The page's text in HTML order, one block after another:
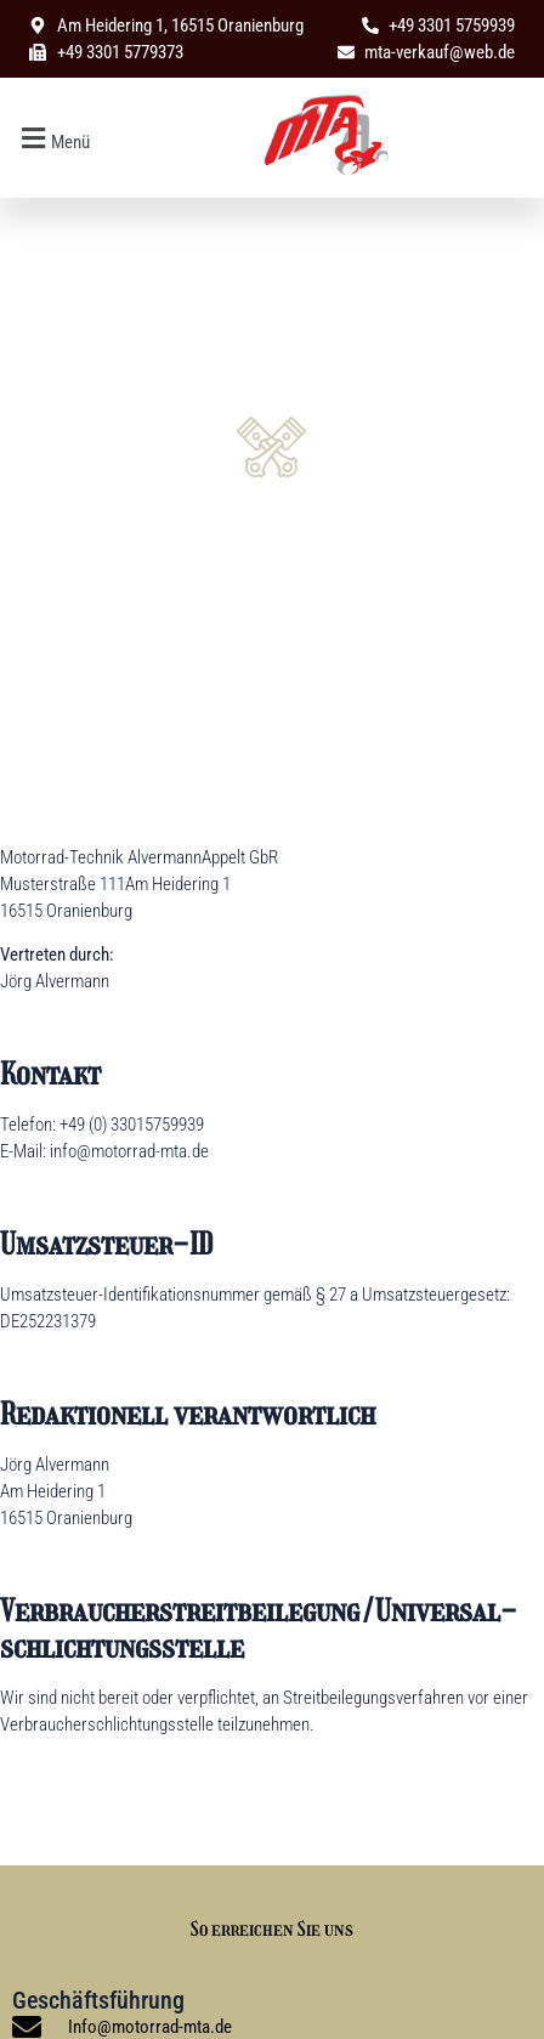
Am Heidering 1, 16515 Oranienburg +49 3301 5759939
+49 3301 5779373 mta-verkauf@web.de
Menü
Motorrad-Technik AlvermannAppelt GbR
Musterstraße 111Am Heidering 1
16515 Oranienburg
Vertreten durch:
Jörg Alvermann
Kontakt
Telefon: +49 (0) 33015759939
E-Mail: info@motorrad-mta.de
Umsatzsteuer-ID
Umsatzsteuer-Identifikationsnummer gemäß § 27 a Umsatzsteuergesetz:
DE252231379
Redaktionell verantwortlich
Jörg Alvermann
Am Heidering 1
16515 Oranienburg
Verbraucher­streit­beilegung/Universal­
schlichtungs­stelle
Wir sind nicht bereit oder verpflichtet, an Streitbeilegungsverfahren vor einer
Verbraucherschlichtungsstelle teilzunehmen.
So erreichen Sie uns
Geschäftsführung
Info@motorrad-mta.de